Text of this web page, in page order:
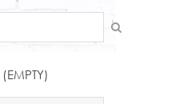
(EMPTY)